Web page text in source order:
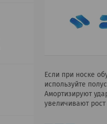
Если при носке
используйте
Амортизируют
увеличивают